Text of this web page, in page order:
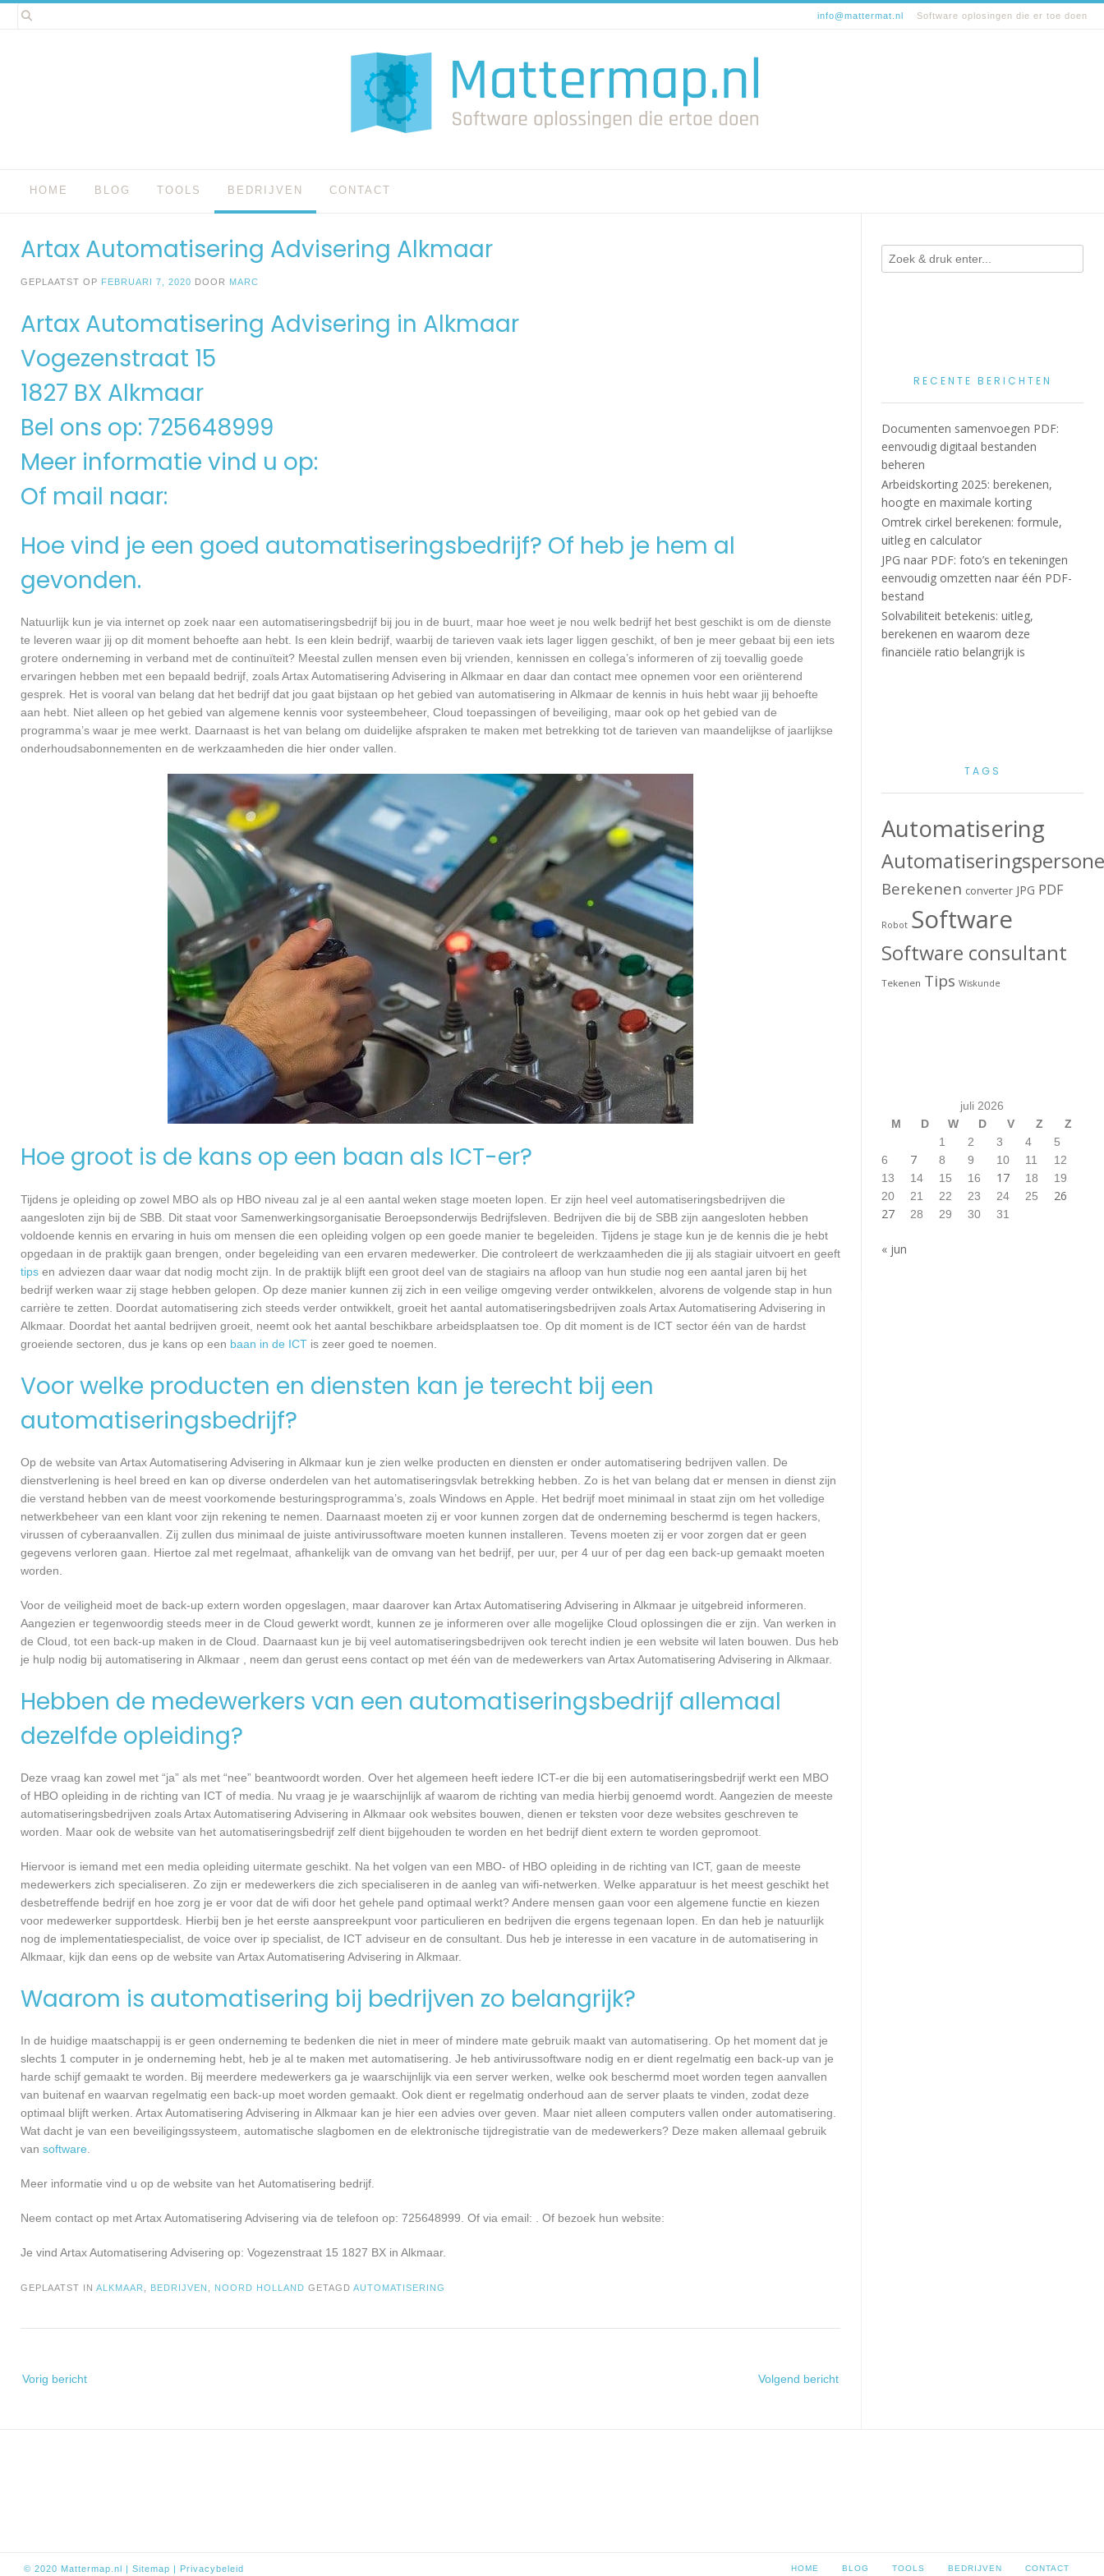
Spring
naar
info@mattermat.nl Software oplosingen die er toe doen
HOME BLOG TOOLS BEDRIJVEN CONTACT
Artax Automatisering Advisering Alkmaar
GEPLAATST OP FEBRUARI 7, 2020 DOOR MARC
Artax Automatisering Advisering in Alkmaar
Vogezenstraat 15
1827 BX Alkmaar
Bel ons op: 725648999
Meer informatie vind u op:
Of mail naar:
Hoe vind je een goed automatiseringsbedrijf? Of heb je hem al
gevonden.
Natuurlijk kun je via internet op zoek naar een automatiseringsbedrijf bij jou in de buurt, maar hoe weet je nou welk bedrijf het best geschikt is om de dienste
te leveren waar jij op dit moment behoefte aan hebt. Is een klein bedrijf, waarbij de tarieven vaak iets lager liggen geschikt, of ben je meer gebaat bij een iets
grotere onderneming in verband met de continuïteit? Meestal zullen mensen even bij vrienden, kennissen en collega’s informeren of zij toevallig goede
ervaringen hebben met een bepaald bedrijf, zoals Artax Automatisering Advisering in Alkmaar en daar dan contact mee opnemen voor een oriënterend
gesprek. Het is vooral van belang dat het bedrijf dat jou gaat bijstaan op het gebied van automatisering in Alkmaar de kennis in huis hebt waar jij behoefte
aan hebt. Niet alleen op het gebied van algemene kennis voor systeembeheer, Cloud toepassingen of beveiliging, maar ook op het gebied van de
programma’s waar je mee werkt. Daarnaast is het van belang om duidelijke afspraken te maken met betrekking tot de tarieven van maandelijkse of jaarlijkse
onderhoudsabonnementen en de werkzaamheden die hier onder vallen.
Hoe groot is de kans op een baan als ICT-er?
Tijdens je opleiding op zowel MBO als op HBO niveau zal je al een aantal weken stage moeten lopen. Er zijn heel veel automatiseringsbedrijven die
aangesloten zijn bij de SBB. Dit staat voor Samenwerkingsorganisatie Beroepsonderwijs Bedrijfsleven. Bedrijven die bij de SBB zijn aangesloten hebben
voldoende kennis en ervaring in huis om mensen die een opleiding volgen op een goede manier te begeleiden. Tijdens je stage kun je de kennis die je hebt
opgedaan in de praktijk gaan brengen, onder begeleiding van een ervaren medewerker. Die controleert de werkzaamheden die jij als stagiair uitvoert en geeft
tips en adviezen daar waar dat nodig mocht zijn. In de praktijk blijft een groot deel van de stagiairs na afloop van hun studie nog een aantal jaren bij het
bedrijf werken waar zij stage hebben gelopen. Op deze manier kunnen zij zich in een veilige omgeving verder ontwikkelen, alvorens de volgende stap in hun
carrière te zetten. Doordat automatisering zich steeds verder ontwikkelt, groeit het aantal automatiseringsbedrijven zoals Artax Automatisering Advisering in
Alkmaar. Doordat het aantal bedrijven groeit, neemt ook het aantal beschikbare arbeidsplaatsen toe. Op dit moment is de ICT sector één van de hardst
groeiende sectoren, dus je kans op een baan in de ICT is zeer goed te noemen.
Voor welke producten en diensten kan je terecht bij een
automatiseringsbedrijf?
Op de website van Artax Automatisering Advisering in Alkmaar kun je zien welke producten en diensten er onder automatisering bedrijven vallen. De
dienstverlening is heel breed en kan op diverse onderdelen van het automatiseringsvlak betrekking hebben. Zo is het van belang dat er mensen in dienst zijn
die verstand hebben van de meest voorkomende besturingsprogramma’s, zoals Windows en Apple. Het bedrijf moet minimaal in staat zijn om het volledige
netwerkbeheer van een klant voor zijn rekening te nemen. Daarnaast moeten zij er voor kunnen zorgen dat de onderneming beschermd is tegen hackers,
virussen of cyberaanvallen. Zij zullen dus minimaal de juiste antivirussoftware moeten kunnen installeren. Tevens moeten zij er voor zorgen dat er geen
gegevens verloren gaan. Hiertoe zal met regelmaat, afhankelijk van de omvang van het bedrijf, per uur, per 4 uur of per dag een back-up gemaakt moeten
worden.
Voor de veiligheid moet de back-up extern worden opgeslagen, maar daarover kan Artax Automatisering Advisering in Alkmaar je uitgebreid informeren.
Aangezien er tegenwoordig steeds meer in de Cloud gewerkt wordt, kunnen ze je informeren over alle mogelijke Cloud oplossingen die er zijn. Van werken in
de Cloud, tot een back-up maken in de Cloud. Daarnaast kun je bij veel automatiseringsbedrijven ook terecht indien je een website wil laten bouwen. Dus heb
je hulp nodig bij automatisering in Alkmaar , neem dan gerust eens contact op met één van de medewerkers van Artax Automatisering Advisering in Alkmaar.
Hebben de medewerkers van een automatiseringsbedrijf allemaal
dezelfde opleiding?
Deze vraag kan zowel met “ja” als met “nee” beantwoordt worden. Over het algemeen heeft iedere ICT-er die bij een automatiseringsbedrijf werkt een MBO
of HBO opleiding in de richting van ICT of media. Nu vraag je je waarschijnlijk af waarom de richting van media hierbij genoemd wordt. Aangezien de meeste
automatiseringsbedrijven zoals Artax Automatisering Advisering in Alkmaar ook websites bouwen, dienen er teksten voor deze websites geschreven te
worden. Maar ook de website van het automatiseringsbedrijf zelf dient bijgehouden te worden en het bedrijf dient extern te worden gepromoot.
Hiervoor is iemand met een media opleiding uitermate geschikt. Na het volgen van een MBO- of HBO opleiding in de richting van ICT, gaan de meeste
medewerkers zich specialiseren. Zo zijn er medewerkers die zich specialiseren in de aanleg van wifi-netwerken. Welke apparatuur is het meest geschikt het
desbetreffende bedrijf en hoe zorg je er voor dat de wifi door het gehele pand optimaal werkt? Andere mensen gaan voor een algemene functie en kiezen
voor medewerker supportdesk. Hierbij ben je het eerste aanspreekpunt voor particulieren en bedrijven die ergens tegenaan lopen. En dan heb je natuurlijk
nog de implementatiespecialist, de voice over ip specialist, de ICT adviseur en de consultant. Dus heb je interesse in een vacature in de automatisering in
Alkmaar, kijk dan eens op de website van Artax Automatisering Advisering in Alkmaar.
Waarom is automatisering bij bedrijven zo belangrijk?
In de huidige maatschappij is er geen onderneming te bedenken die niet in meer of mindere mate gebruik maakt van automatisering. Op het moment dat je
slechts 1 computer in je onderneming hebt, heb je al te maken met automatisering. Je heb antivirussoftware nodig en er dient regelmatig een back-up van je
harde schijf gemaakt te worden. Bij meerdere medewerkers ga je waarschijnlijk via een server werken, welke ook beschermd moet worden tegen aanvallen
van buitenaf en waarvan regelmatig een back-up moet worden gemaakt. Ook dient er regelmatig onderhoud aan de server plaats te vinden, zodat deze
optimaal blijft werken. Artax Automatisering Advisering in Alkmaar kan je hier een advies over geven. Maar niet alleen computers vallen onder automatisering.
Wat dacht je van een beveiligingssysteem, automatische slagbomen en de elektronische tijdregistratie van de medewerkers? Deze maken allemaal gebruik
van software
Meer informatie vind u op de website van het Automatisering bedrijf.
Neem contact op met Artax Automatisering Advisering via de telefoon op: 725648999. Of via email: . Of bezoek hun website:
Je vind Artax Automatisering Advisering op: Vogezenstraat 15 1827 BX in Alkmaar.
GEPLAATST IN ALKMAAR BEDRIJVEN NOORD HOLLAND GETAGD AUTOMATISERING
navigatie
Vorig bericht Volgend bericht
RECENTE BERICHTEN
Documenten samenvoegen PDF:
eenvoudig digitaal bestanden
beheren
Arbeidskorting 2025: berekenen,
hoogte en maximale korting
Omtrek cirkel berekenen: formule,
uitleg en calculator
JPG naar PDF: foto’s en tekeningen
eenvoudig omzetten naar één PDF-
bestand
Solvabiliteit betekenis: uitleg,
berekenen en waarom deze
financiële ratio belangrijk is
TAGS
Automatisering
Berekenen converter JPG PDF
Robot Software
Software consultant
Tekenen Tips Wiskunde
juli 2026
M
D W D V Z
Z
1
2 3 4
5
6
7 8 9 10 11
12
13
14 15 16 17 18
19
20
21 22 23 24 25
26
27
28 29 30 31
« jun
© 2020 Mattermap.nl | Sitemap | Privacybeleid HOME BLOG TOOLS BEDRIJVEN CONTACT